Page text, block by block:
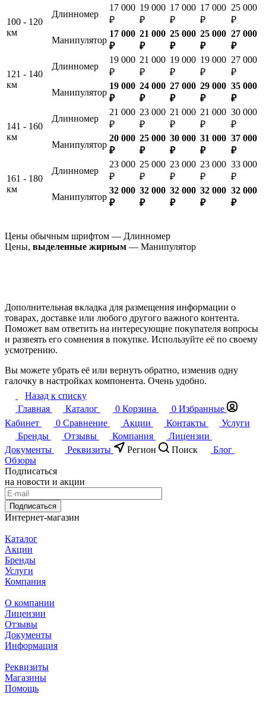
100 - 120
км
Длинномер
17 000
₽
19 000
₽
17 000
₽
17 000
₽
25 000
₽
Манипулятор
17 000
₽
21 000
₽
25 000
₽
25 000
₽
27 000
₽
121 - 140
км
Длинномер
19 000
₽
21 000
₽
19 000
₽
19 000
₽
27 000
₽
Манипулятор
19 000
₽
24 000
₽
27 000
₽
29 000
₽
35 000
₽
141 - 160
км
Длинномер
21 000
₽
23 000
₽
21 000
₽
21 000
₽
30 000
₽
Манипулятор
20 000
₽
25 000
₽
30 000
₽
31 000
₽
37 000
₽
161 - 180
км
Длинномер
23 000
₽
25 000
₽
23 000
₽
23 000
₽
33 000
₽
Манипулятор
32 000
₽
32 000
₽
32 000
₽
32 000
₽
32 000
₽
Цены обычным шрифтом — Длинномер
Цены, выделенные жирным — Манипулятор
Дополнительная вкладка для размещения информации о
товарах, доставке или любого другого важного контента.
Поможет вам ответить на интересующие покупателя вопросы
и развеять его сомнения в покупке. Используйте её по своему
усмотрению.
Вы можете убрать её или вернуть обратно, изменив одну
галочку в настройках компонента. Очень удобно.
Назад к списку
Главная
Каталог 0 Корзина 0 Избранные
Кабинет
0 Сравнение Акции Контакты
Услуги
Бренды
Отзывы Компания
Лицензии
Документы
Реквизиты Регион Поиск
Блог
Обзоры
Подписаться
на новости и акции
Подписаться
Интернет-магазин
Каталог
Акции
Бренды
Услуги
Компания
О компании
Лицензии
Отзывы
Документы
Информация
Реквизиты
Магазины
Помощь